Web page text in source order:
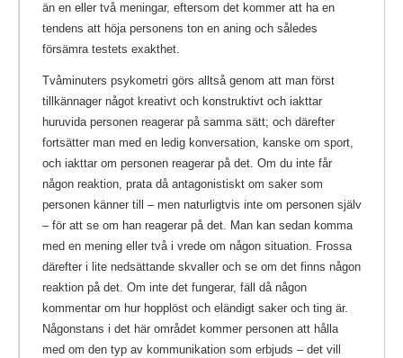
än en eller två meningar, eftersom det kommer att ha en
tendens att höja personens ton en aning och således
försämra testets exakthet.
Tvåminuters psykometri görs alltså genom att man först
tillkännager något kreativt och konstruktivt och iakttar
huruvida personen reagerar på samma sätt; och därefter
fortsätter man med en ledig konversation, kanske om sport,
och iakttar om personen reagerar på det. Om du inte får
någon reaktion, prata då antagonistiskt om saker som
personen känner till – men naturligtvis inte om personen själv
– för att se om han reagerar på det. Man kan sedan komma
med en mening eller två i vrede om någon situation. Frossa
därefter i lite nedsättande skvaller och se om det finns någon
reaktion på det. Om inte det fungerar, fäll då någon
kommentar om hur hopplöst och eländigt saker och ting är.
Någonstans i det här området kommer personen att hålla
med om den typ av kommunikation som erbjuds – det vill